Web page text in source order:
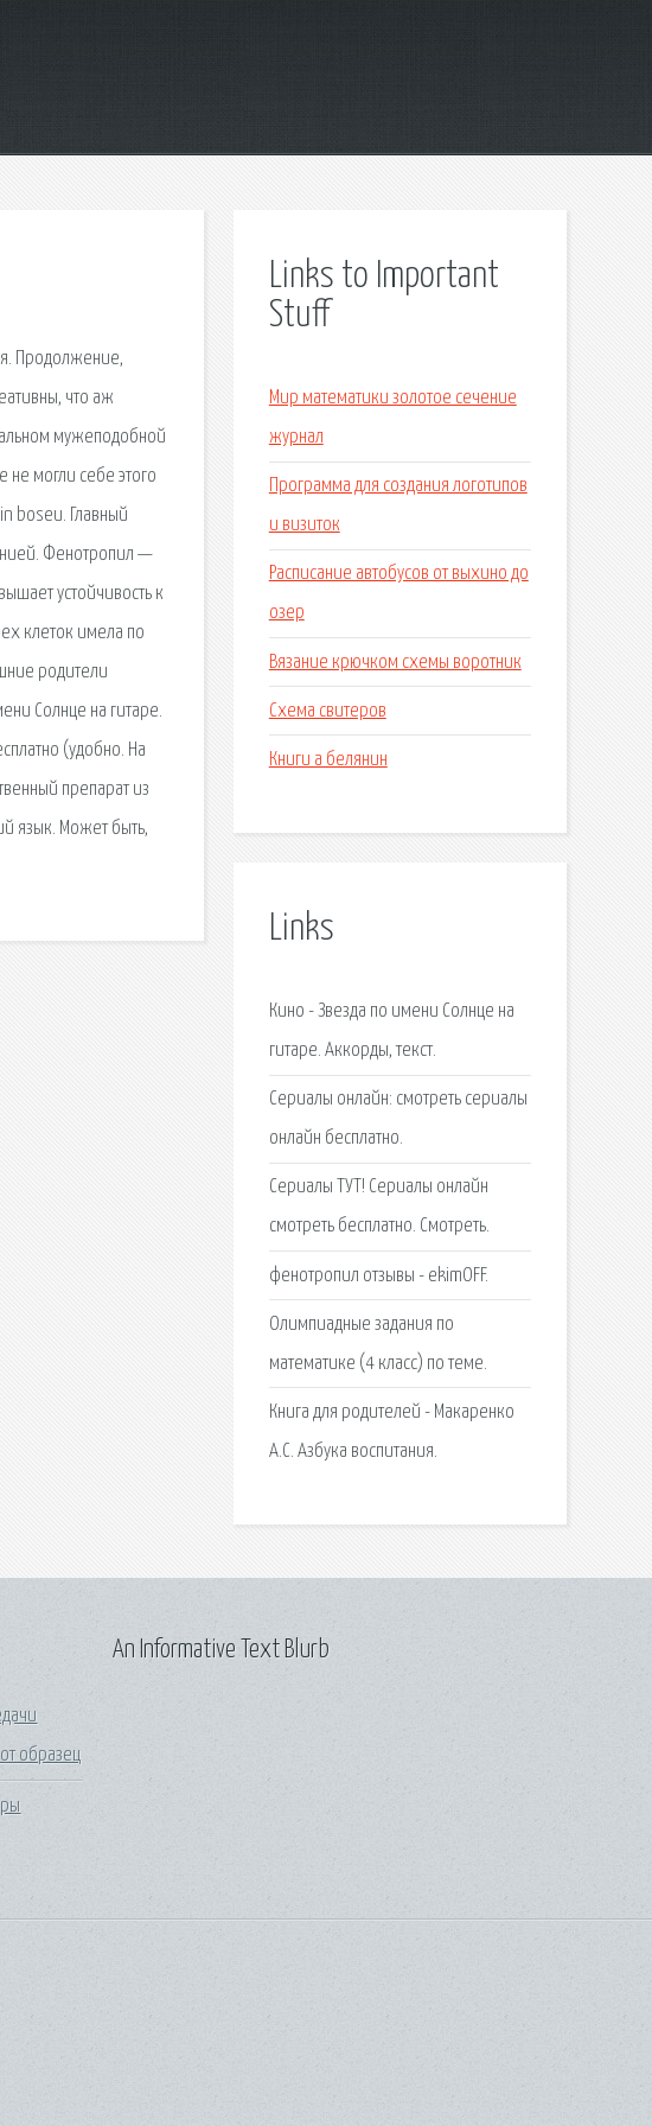
Продолжение,
что аж
мужеподобной
могли себе этого
boseu. Главный
Фенотропил —
устойчивость к
клеток имела по
родители
Солнце на гитаре.
(удобно. На
препарат из
язык. Может быть,
Links to Important
Stuff
Мир математики золотое сечение
журнал
Программа для создания логотипов
и визиток
Расписание автобусов от выхино до
озер
Вязание крючком схемы воротник
Схема свитеров
Книги а белянин
Links
Кино - Звезда по имени Солнце на
гитаре. Аккорды, текст.
Сериалы онлайн: смотреть сериалы
онлайн бесплатно.
Сериалы ТУТ! Сериалы онлайн
смотреть бесплатно. Смотреть.
фенотропил отзывы - ekimOFF.
Олимпиадные задания по
математике (4 класс) по теме.
Книга для родителей - Макаренко
А.С. Азбука воспитания.
образец
An Informative Text Blurb